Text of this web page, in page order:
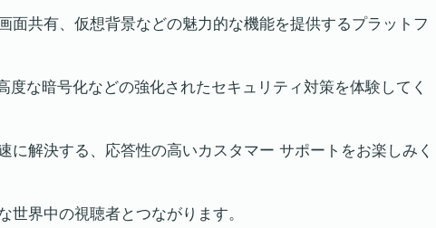
面共有、仮想背景などの魅力的な機能を提供するプラットフ
度な暗号化などの強化されたセキュリティ対策を体験してく
に解決する、応答性の高いカスタマー サポートをお楽しみく
世界中の視聴者とつながります。